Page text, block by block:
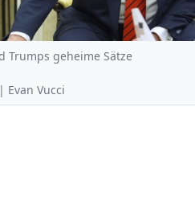
Trumps geheime Sätze
Vucci